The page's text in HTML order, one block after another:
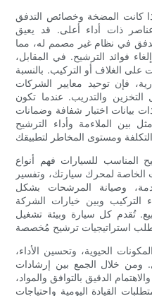
كانت المضخة وخصائص التدفق
ذات أداء أعلى. قد يعيق
في نظام غير مصمم له، مما
فوائد الترشيح. في المقابل،
الغلاف أو التركيب. بالنسبة
فإن توحيد معايير الشركات
والتدريب. عندما تكون
بيانات اختبار شفافة وضمانات
بين الملاءمة وأداء الترشيح
المناسب للسيارات فهم أنواع
الخاصة لمحرك سيارتك، وتفسير
وصيانة المرشحات بشكل
التركيب وبين خيارات الشركة
تُقدم كل سيارة وبيئة تشغيل
الحيوية، وتحسين الأداء،
ومن خلال الجمع بين إرشادات
الدقيق بالتوافق والمواد،
القيادة اليومية واحتياجات